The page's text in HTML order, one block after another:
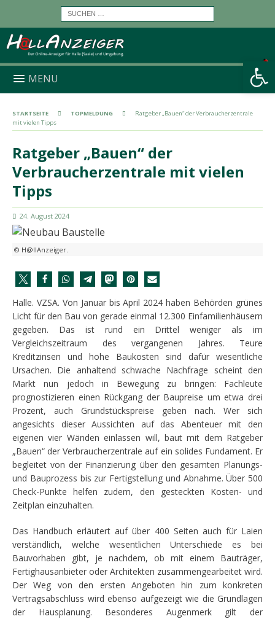
Werkzeugleiste öffnen
MENU
STARTSEITE TOPMELDUNG
Ratgeber „Bauen“ der Verbraucherzentrale
mit vielen Tipps
Ratgeber „Bauen“ der
Verbraucherzentrale mit vielen
Tipps
24. August 2024
© H@llAnzeiger.
Halle. VZSA. Von Januar bis April 2024 haben Behörden grünes
Licht für den Bau von gerade einmal 12.300 Einfamilienhäusern
gegeben. Das ist rund ein Drittel weniger als im
Vergleichszeitraum des vergangenen Jahres. Teure
Kreditzinsen und hohe Baukosten sind dafür wesentliche
Ursachen. Die anhaltend schwache Nachfrage scheint den
Markt nun jedoch in Bewegung zu bringen: Fachleute
prognostizieren einen Rückgang der Baupreise um etwa drei
Prozent, auch Grundstückspreise geben nach. Wer sich
angesichts dieser Aussichten auf das Abenteuer mit den
eigenen vier Wänden einlassen will, baut mit dem Ratgeber
„Bauen“ der Verbraucherzentrale auf ein solides Fundament. Er
begleitet von der Finanzierung über den gesamten Planungs-
und Bauprozess bis zur Fertigstellung und Abnahme. Über 500
Check-Punkte helfen zudem, den gesteckten Kosten- und
Zeitplan einzuhalten.
Das Handbuch erläutert auf über 400 Seiten auch für Laien
verständlich, welche wesentlichen Unterschiede es bei
Bauvorhaben gibt, je nachdem, ob mit einem Bauträger,
Fertighausanbieter oder Architekten zusammengearbeitet wird.
Der Weg von den ersten Angeboten hin zum konkreten
Vertragsabschluss wird ebenso aufgezeigt wie die Grundlagen
der Hausplanung. Besonderes Augenmerk gilt der